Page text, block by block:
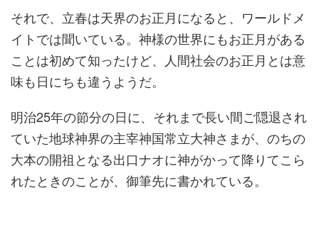
それで、立春は天界のお正月になると、ワールドメ
イトでは聞いている。神様の世界にもお正月がある
ことは初めて知ったけど、人間社会のお正月とは意
味も日にちも違うようだ。
明治25年の節分の日に、それまで長い間ご隠退され
ていた地球神界の主宰神国常立大神さまが、のちの
大本の開祖となる出口ナオに神がかって降りてこら
れたときのことが、御筆先に書かれている。